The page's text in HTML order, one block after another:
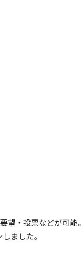
望・投票などが可能。
ました。